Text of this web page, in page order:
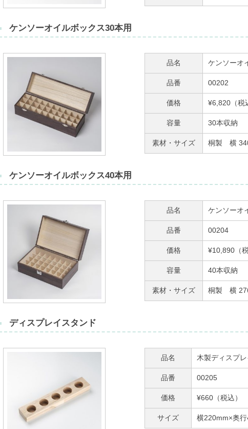
ケンソーオイルボックス30本用
品名 ケンソーオ
品番 00202
価格 ¥6,820（税
容量 30本収納
素材・サイズ 桐製 横
ケンソーオイルボックス40本用
品名 ケンソーオ
品番 00204
価格 ¥10,890（税
容量 40本収納
素材・サイズ 桐製 横
ディスプレイスタンド
品名 木製ディスプ
品番 00205
価格 ¥660（税込）
サイズ 横220mm×奥